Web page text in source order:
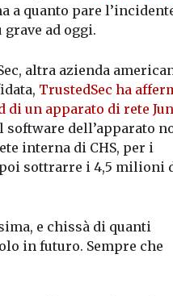
a quanto pare
ad oggi.
altra azienda
TrustedSec ha
un apparato di rete
dell’apparato
interna di CHS, per i
sottrarre i 4,5 milioni
e chissà di quanti
in futuro. Sempre che